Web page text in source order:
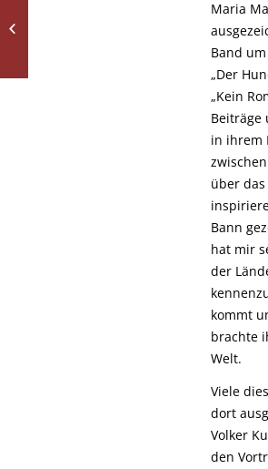
Maria
Band
„Der
„Kein
Beiträge
in ihrem
über
Bann
hat mir
der
kommt
brachte
Welt.
Viele
dort
Volker
den